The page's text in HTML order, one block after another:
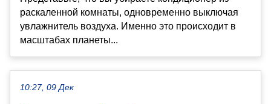
раскаленной комнаты, одновременно выключая
увлажнитель воздуха. Именно это происходит в
масштабах планеты...
10:27, 09 Дек